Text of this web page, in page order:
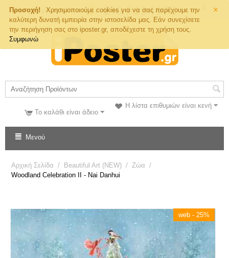
×
Προσοχή!
Χρησιμοποιούμε cookies για να σας παρέχουμε την
καλύτερη δυνατή εμπειρία στην ιστοσελίδα μας. Εάν συνεχίσετε
την περιήγηση σας στο iposter.gr, αποδέχεστε τη χρήση τους.
Συμφωνώ
Τηλ. Παραγγελιών
Η λίστα επιθυμιών είναι κενή
Το καλάθι είναι άδειο
Μενού
Αρχική Σελίδα / Beautiful Art (NEW) / Ζώα /
Woodland Celebration II - Nai Danhui
web - 25%